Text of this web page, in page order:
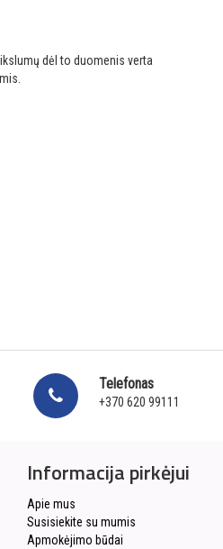
dėl to duomenis verta
Telefonas
+370 620 99111
Informacija pirkėjui
Apie mus
Susisiekite su mumis
Apmokėjimo būdai